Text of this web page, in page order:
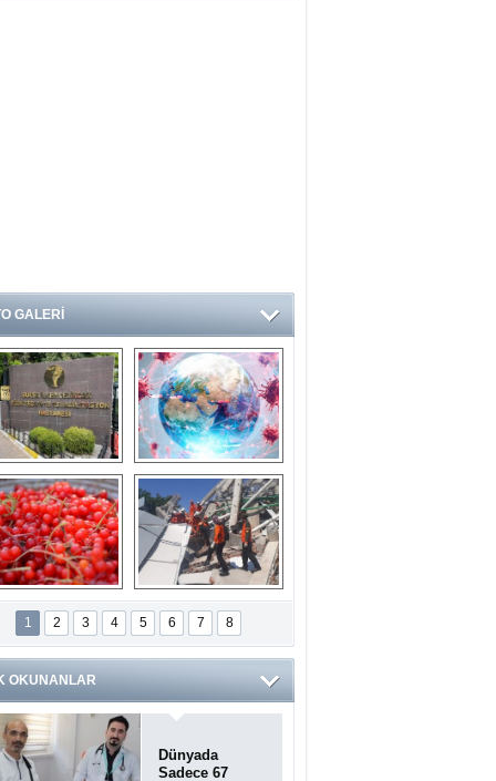
GALERİ
burası da bir
devlet hastanesi
14 soruda
Koronavirüs
hakkında kendinizi
test edin...
meyvesi
koruyor
Endonezya’daki
deprem: Ölü sayısı
bin 203'e yükseldi
1 2 3 4 5 6 7 8
OKUNANLAR
Dünyada
Sadece 67